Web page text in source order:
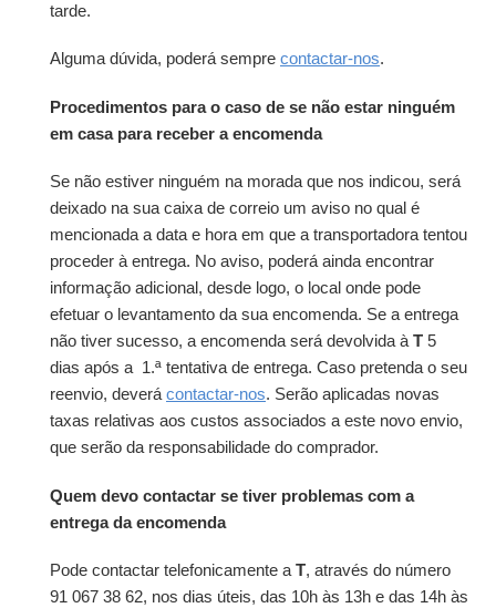
tarde.
Alguma dúvida, poderá sempre contactar-nos.
Procedimentos para o caso de se não estar ninguém
em casa para receber a encomenda
Se não estiver ninguém na morada que nos indicou, será
deixado na sua caixa de correio um aviso no qual é
mencionada a data e hora em que a transportadora tentou
proceder à entrega. No aviso, poderá ainda encontrar
informação adicional, desde logo, o local onde pode
efetuar o levantamento da sua encomenda. Se a entrega
não tiver sucesso, a encomenda será devolvida à T 5
dias após a 1.ª tentativa de entrega. Caso pretenda o seu
reenvio, deverá contactar-nos. Serão aplicadas novas
taxas relativas aos custos associados a este novo envio,
que serão da responsabilidade do comprador.
Quem devo contactar se tiver problemas com a
entrega da encomenda
Pode contactar telefonicamente a T, através do número
91 067 38 62, nos dias úteis, das 10h às 13h e das 14h às